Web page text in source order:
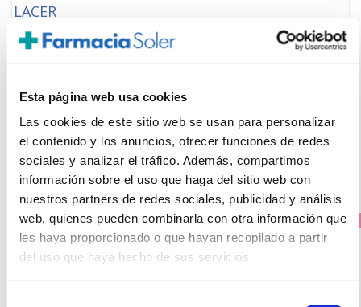
Esta página web usa cookies
Las cookies de este sitio web se usan para personalizar
el contenido y los anuncios, ofrecer funciones de redes
sociales y analizar el tráfico. Además, compartimos
información sobre el uso que haga del sitio web con
nuestros partners de redes sociales, publicidad y análisis
web, quienes pueden combinarla con otra información que
les haya proporcionado o que hayan recopilado a partir
del uso que haya hecho de sus servicios.
LACER
Colutorio Sin Alcohol (500ml)
9.75€
- +
PRECIO ESPECIAL